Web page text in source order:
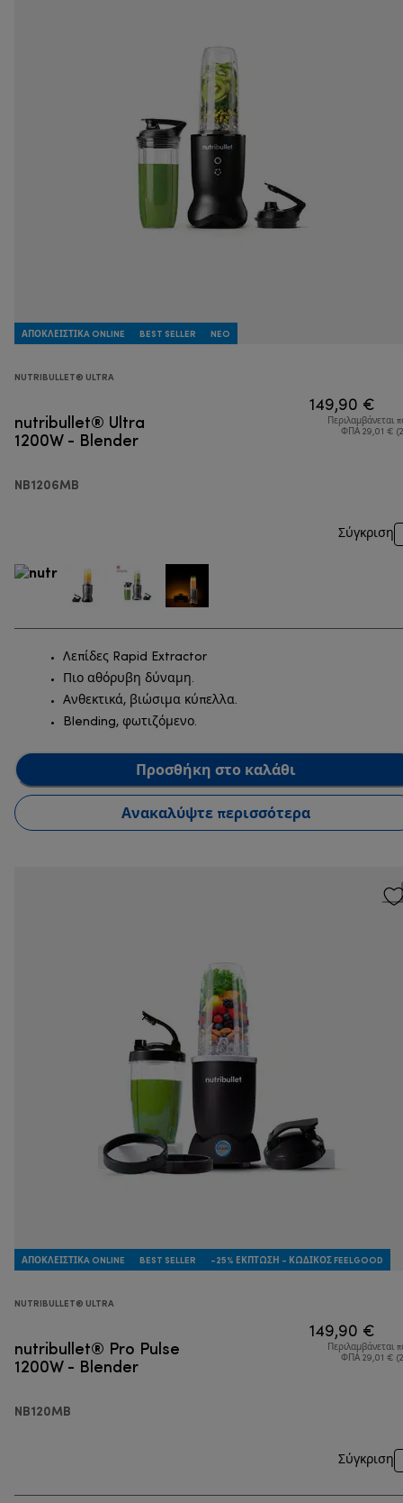
ΑΠΟΚΛΕΙΣΤΙΚA ONLINE BEST SELLER NEO
NUTRIBULLET® ULTRA
nutribullet® Ultra
1200W - Blender
NB1206MB
149,90 €
Περιλαμβάνεται
ΦΠΑ 29,01 €
Σύγκριση
Λεπίδες Rapid Extractor
Πιο αθόρυβη δύναμη.
Ανθεκτικά, βιώσιμα κύπελλα.
Blending, φωτιζόμενο.
Προσθήκη στο καλάθι
Ανακαλύψτε περισσότερα
ΑΠΟΚΛΕΙΣΤΙΚA ONLINE BEST SELLER -25% ΈΚΠΤΩΣΗ - ΚΩΔΙΚΌΣ FEELGOOD
NUTRIBULLET® ULTRA
nutribullet® Pro Pulse
1200W - Blender
NB120MB
149,90 €
Περιλαμβάνεται
ΦΠΑ 29,01 €
Σύγκριση